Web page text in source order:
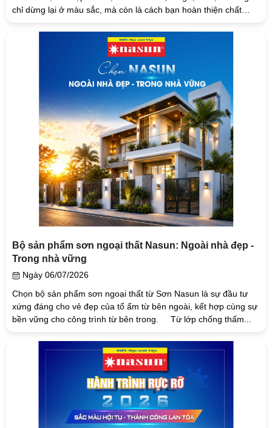
chỉ dừng lại ở màu sắc, mà còn là cách bạn hoàn thiện chất
Bộ sản phẩm sơn ngoại thất Nasun: Ngoài nhà đẹp -
Trong nhà vững
Ngày 06/07/2026
Chọn bộ sản phẩm sơn ngoại thất từ Sơn Nasun là sự đầu tư
xứng đáng cho vẻ đẹp của tổ ấm từ bên ngoài, kết hợp cùng sự
bền vững cho công trình từ bên trong. Từ lớp chống thấm...